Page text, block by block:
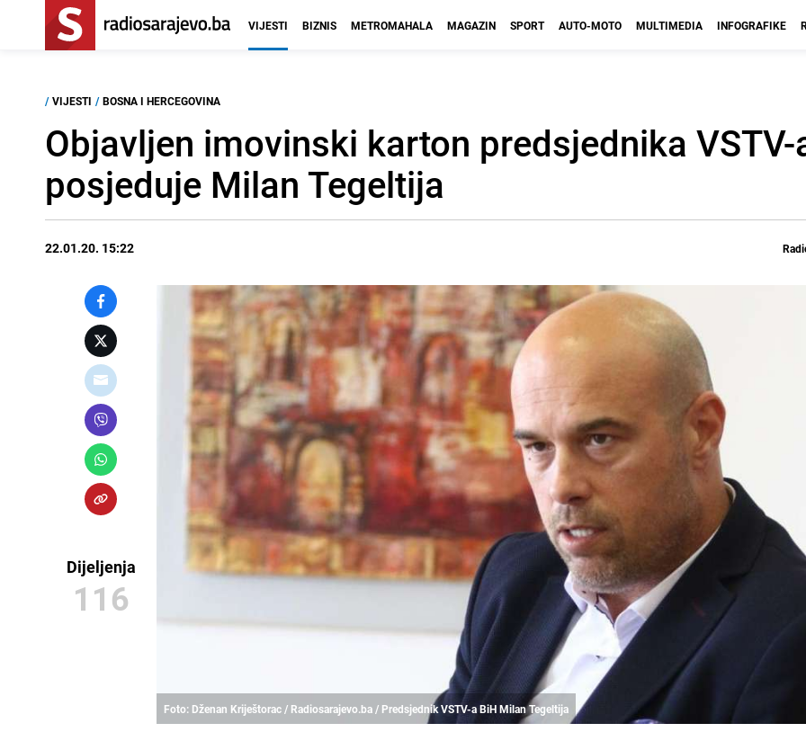
VIJESTI BIZNIS METROMAHALA MAGAZIN SPORT AUTO-MOTO MULTIMEDIA INFOGRAFIKE
/ VIJESTI / BOSNA I HERCEGOVINA
Objavljen imovinski karton predsjednika VSTV-
posjeduje Milan Tegeltija
22.01.20. 15:22
Dijeljenja
116
Foto: Dženan Kriještorac / Radiosarajevo.ba / Predsjednik VSTV-a BiH Milan Tegeltija